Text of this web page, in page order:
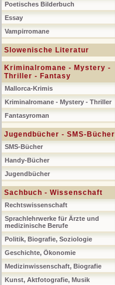
Poetisches Bilderbuch
Essay
Vampirromane
Slowenische Literatur
Kriminalromane - Mystery -
Thriller - Fantasy
Mallorca-Krimis
Kriminalromane - Mystery - Thriller
Fantasyroman
Jugendbücher - SMS-Bücher
SMS-Bücher
Handy-Bücher
Jugendbücher
Sachbuch - Wissenschaft
Rechtswissenschaft
Sprachlehrwerke für Ärzte und
medizinische Berufe
Politik, Biografie, Soziologie
Geschichte, Ökonomie
Medizinwissenschaft, Biografie
Kunst, Aktfotografie, Musik